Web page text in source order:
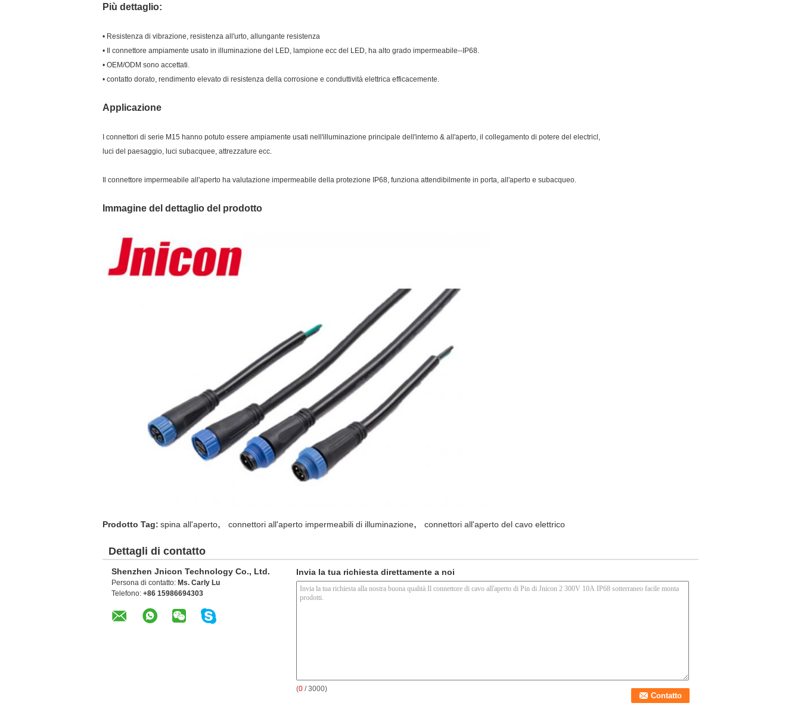
Più dettaglio:
• Resistenza di vibrazione, resistenza all'urto, allungante resistenza
• Il connettore ampiamente usato in illuminazione del LED, lampione ecc del LED, ha alto grado impermeabile--IP68.
• OEM/ODM sono accettati.
• contatto dorato, rendimento elevato di resistenza della corrosione e conduttività elettrica efficacemente.
Applicazione
I connettori di serie M15 hanno potuto essere ampiamente usati nell'illuminazione principale dell'interno & all'aperto, il collegamento di potere del electricl,
luci del paesaggio, luci subacquee, attrezzature ecc.
Il connettore impermeabile all'aperto ha valutazione impermeabile della protezione IP68, funziona attendibilmente in porta, all'aperto e subacqueo.
Immagine del dettaglio del prodotto
Prodotto Tag: spina all'aperto, connettori all'aperto impermeabili di illuminazione, connettori all'aperto del cavo elettrico
Dettagli di contatto
Shenzhen Jnicon Technology Co., Ltd.
Persona di contatto: Ms. Carly Lu
Telefono: +86 15986694303
Invia la tua richiesta direttamente a noi
(0 / 3000)